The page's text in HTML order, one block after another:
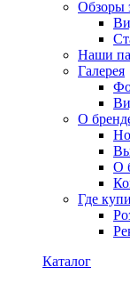
Обзоры
Наши
Галерея
О
О
Где
Каталог